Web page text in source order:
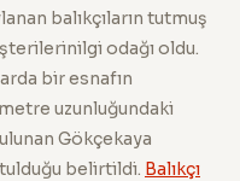
balıkçıların tutmuş
odağı oldu.
bir esnafın
uzunluğundaki
Gökçekaya
belirtildi. Balıkçı